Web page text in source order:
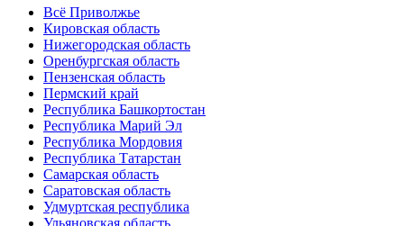
Всё Приволжье
Кировская область
Нижегородская область
Оренбургская область
Пензенская область
Пермский край
Республика Башкортостан
Республика Марий Эл
Республика Мордовия
Республика Татарстан
Самарская область
Саратовская область
Удмуртская республика
Ульяновская область